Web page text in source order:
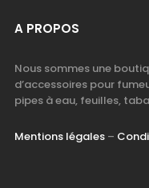
A PROPOS
Nous sommes une
d’accessoires pour
pipes à eau, feuilles,
Mentions légales–